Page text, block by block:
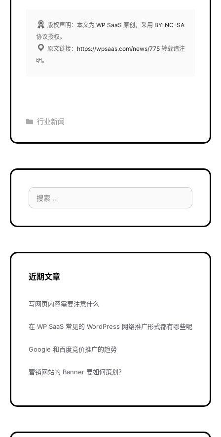
版权声明：本文为 WP SaaS 原创，采用 BY-NC-SA
协议授权。
原文链接： https://wpsaas.com/news/775 转载请注
明。
分
行业新闻
搜
索：
近期文章
写网页内容需要注意什么
在 WP SaaS 常见的 WordPress 网络推广形式都有哪些呢
Google 和百度竞价推广的趋势
营销网站的 Banner 要如何策划？